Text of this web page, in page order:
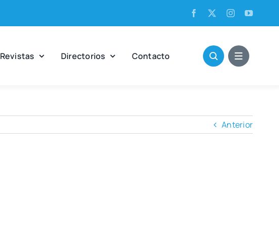
Revis­tas Direc­to­rios Con­tac­to
Anterior